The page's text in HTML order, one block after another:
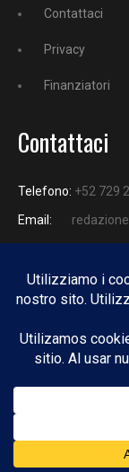
Contattaci
Privacy
Finanziatori
Contattaci
Telefono: +52 729
Email: